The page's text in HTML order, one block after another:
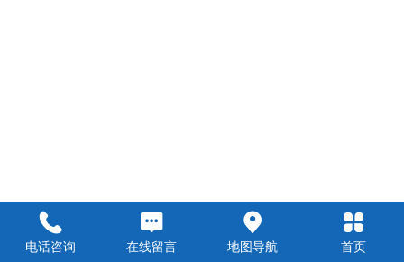
电话咨询 在线留言 地图导航 首页